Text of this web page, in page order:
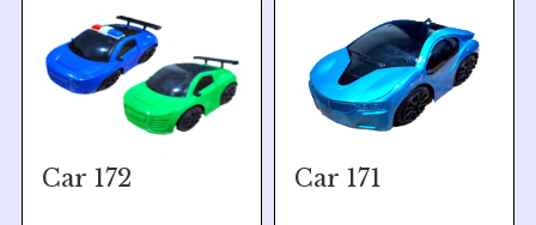
Car 172 Car 171